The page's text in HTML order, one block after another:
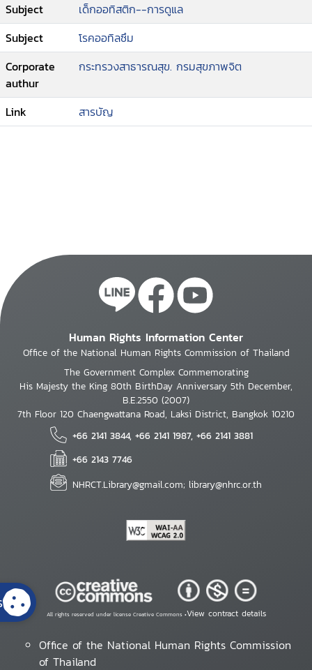
Subject
เด็กออทิสติก--การดูแล
Subject
โรคออทิลซึม
Corporate
authur
กระทรวงสาธารณสุข. กรมสุขภาพจิต
Link สารบัญ
Human Rights Information Center
Office of the National Human Rights Commission of Thailand
The Government Complex Commemorating
His Majesty the King 80th BirthDay Anniversary 5th December,
B.E.2550 (2007)
7th Floor 120 Chaengwattana Road, Laksi District, Bangkok 10210
+66 2141 3844, +66 2141 1987, +66 2141 3881
+66 2143 7746
NHRCT.Library@gmail.com; library@nhrc.or.th
All rights reserved under license Creative Commons •View contract details
Office of the National Human Rights Commission
of Thailand